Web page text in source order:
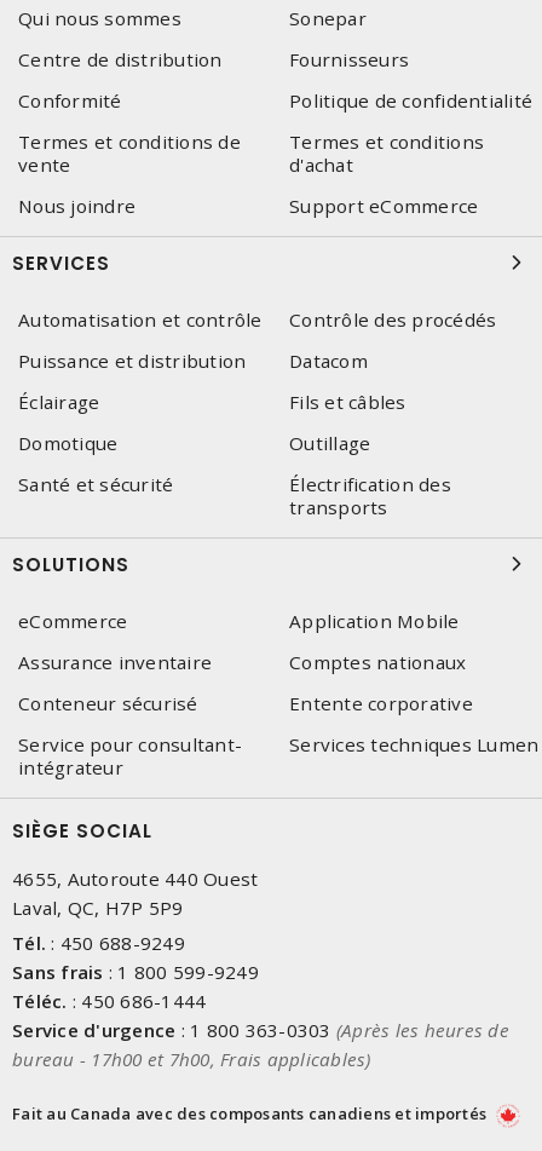
Qui nous sommes
Sonepar
Centre de distribution
Fournisseurs
Conformité
Politique de confidentialité
Termes et conditions de
vente
Termes et conditions
d'achat
Nous joindre
Support eCommerce
SERVICES
Automatisation et contrôle
Contrôle des procédés
Puissance et distribution
Datacom
Éclairage
Fils et câbles
Domotique
Outillage
Santé et sécurité
Électrification des
transports
SOLUTIONS
eCommerce
Application Mobile
Assurance inventaire
Comptes nationaux
Conteneur sécurisé
Entente corporative
Service pour consultant-
intégrateur
Services techniques Lumen
SIÈGE SOCIAL
4655, Autoroute 440 Ouest
Laval, QC, H7P 5P9
Tél. : 450 688-9249
Sans frais : 1 800 599-9249
Téléc. : 450 686-1444
Service d'urgence : 1 800 363-0303 (Après les heures de
bureau - 17h00 et 7h00, Frais applicables)
Fait au Canada avec des composants canadiens et importés